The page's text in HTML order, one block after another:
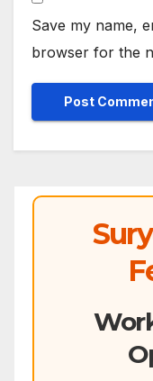
Save my name,
browser for the